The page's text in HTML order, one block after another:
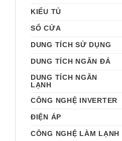
KIỂU TỦ
SỔ CỬA
DUNG TÍCH SỬ DỤNG
DUNG TÍCH NGĂN ĐÁ
DUNG TÍCH NGĂN
LẠNH
CÔNG NGHỆ INVERTER
ĐIỆN ÁP
CÔNG NGHỆ LÀM LẠNH